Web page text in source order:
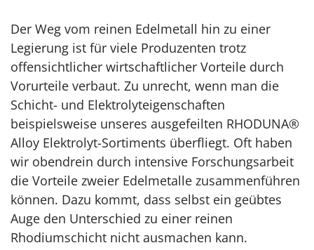
Der Weg vom reinen Edelmetall hin zu einer
Legierung ist für viele Produzenten trotz
offensichtlicher wirtschaftlicher Vorteile durch
Vorurteile verbaut. Zu unrecht, wenn man die
Schicht- und Elektrolyteigenschaften
beispielsweise unseres ausgefeilten RHODUNA®
Alloy Elektrolyt-Sortiments überfliegt. Oft haben
wir obendrein durch intensive Forschungsarbeit
die Vorteile zweier Edelmetalle zusammenführen
können. Dazu kommt, dass selbst ein geübtes
Auge den Unterschied zu einer reinen
Rhodiumschicht nicht ausmachen kann.